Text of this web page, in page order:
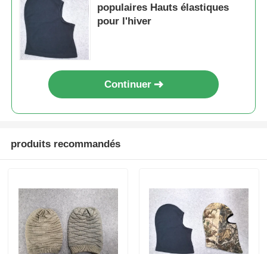
Foulard silencieux pour femme
Gants de ski imperméabilisants
Gants tricotés pour l'hiver
populaires Hauts élastiques
pour l'hiver
Continuer
produits recommandés